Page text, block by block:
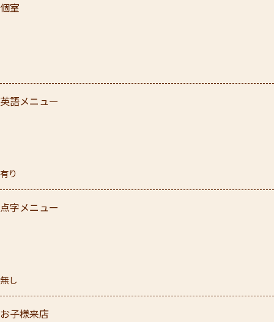
個室
英語メニュー
有り
点字メニュー
無し
お子様来店